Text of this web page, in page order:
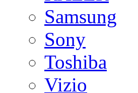
Samsung
Sony
Toshiba
Vizio